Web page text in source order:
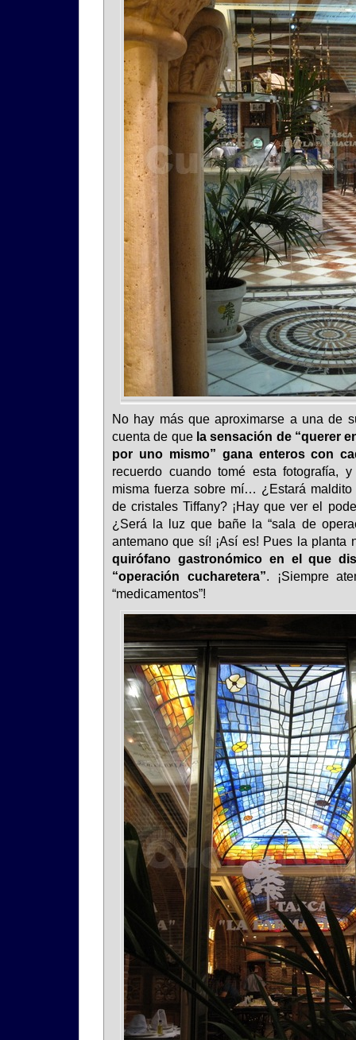
No hay más que aproximarse a una de
cuenta de que la sensación de “querer
por uno mismo” gana enteros con
recuerdo cuando tomé esta fotografía,
misma fuerza sobre mí… ¿Estará maldito
de cristales Tiffany? ¡Hay que ver el
¿Será la luz que bañe la “sala de
antemano que sí! ¡Así es! Pues la planta
quirófano gastronómico en el que
“operación cucharetera”. ¡Siempre
“medicamentos”!